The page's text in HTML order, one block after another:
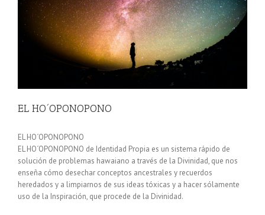
EL HO´OPONOPONO
EL HO´OPONOPONO
EL HO´OPONOPONO de Identidad Propia es un sistema rápido de
solución de problemas hawaiano a través de la Divinidad, que nos
enseña cómo desechar conceptos ancestrales y recuerdos
heredados y a limpiarnos de sus ideas tóxicas y a hacer sólamente
uso de la Inspiración, que procede de la Divinidad.